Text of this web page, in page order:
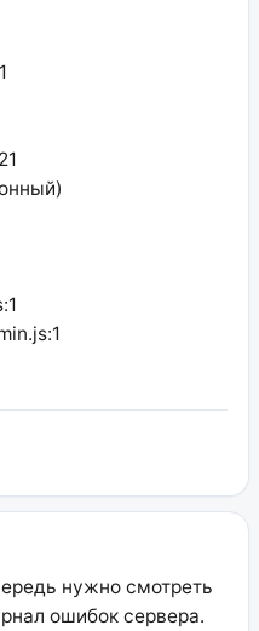
нужно смотреть
ошибок сервера.